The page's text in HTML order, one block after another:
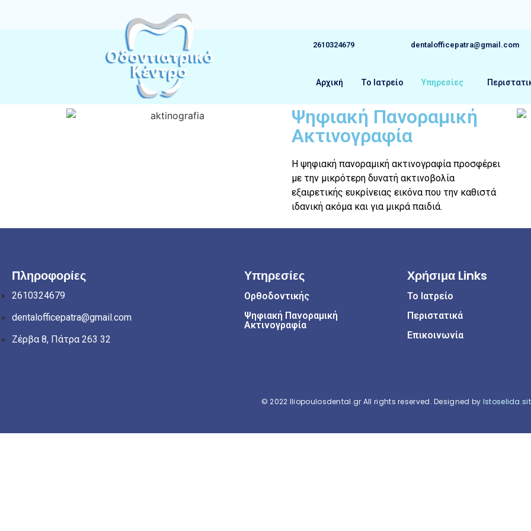
2610324679 dentalofficepatra@gmail.com
Αρχική Το Ιατρείο Υπηρεσίες
Ψηφιακή Πανοραμική
Ακτινογραφία
Η ψηφιακή πανοραμική ακτινογραφία προσφέρει
με την μικρότερη δυνατή ακτινοβολία
εξαιρετικής ευκρίνειας εικόνα που την καθιστά
ιδανική ακόμα και για μικρά παιδιά.
Πληροφορίες
2610324679
dentalofficepatra@gmail.com
Ζέρβα 8, Πάτρα 263 32
Υπηρεσίες
Ορθοδοντικής
Ψηφιακή Πανοραμική
Ακτινογραφία
Χρήσιμα Links
Το Ιατρείο
Περιστατικά
Επικοινωνία
© 2022 Iliopoulosdental.gr All rights reserved. Designed by